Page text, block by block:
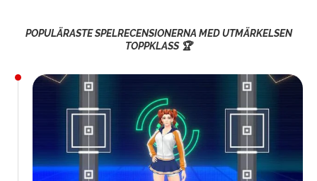
POPULÄRASTE SPELRECENSIONERNA MED UTMÄRKELSEN
TOPPKLASS 🏆